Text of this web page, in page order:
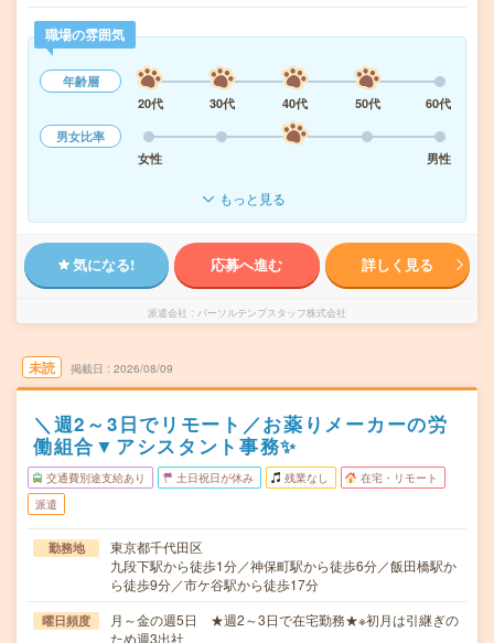
職場の雰囲気
年齢層
20代
30代 40代 50代
60代
男女比率
女性
男性
もっと見る
気になる! 応募へ進む 詳しく見る
派遣会社 パーソルテンプスタッフ株式会社
未読 掲載日 2026/08/09
＼週2～3日でリモート／お薬りメーカーの労
働組合▼アシスタント事務✨
交通費別途支給あり 土日祝日が休み 残業なし 在宅・リモート
派遣
勤務地
東京都千代田区
九段下駅から徒歩1分／神保町駅から徒歩6分／飯田橋駅か
ら徒歩9分／市ケ谷駅から徒歩17分
曜日頻度
月～金の週5日 ★週2～3日で在宅勤務★※初月は引継ぎの
ため週3出社